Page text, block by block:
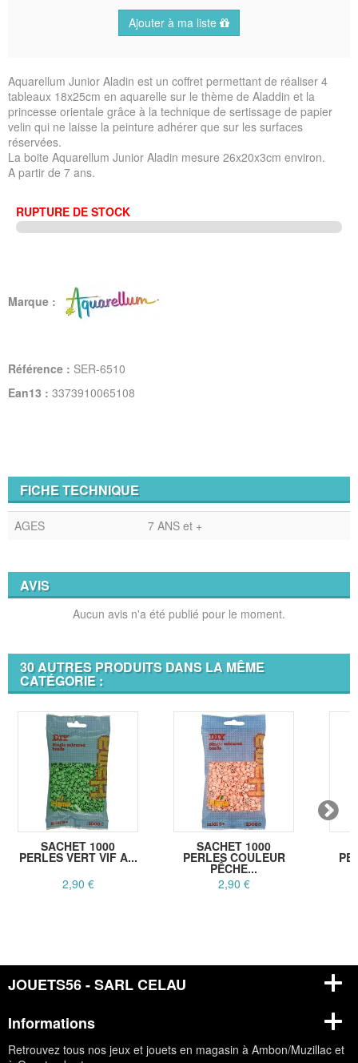
Ajouter à ma liste
Aquarellum Junior Aladin est un coffret permettant de réaliser 4
tableaux 18x25cm en aquarelle sur le thème de Aladdin et la
princesse orientale grâce à la technique de sertissage de papier
velin qui ne laisse la peinture adhérer que sur les surfaces
réservées.
La boite Aquarellum Junior Aladin mesure 26x20x3cm environ.
A partir de 7 ans.
RUPTURE DE STOCK
Marque :
Référence : SER-6510
Ean13 : 3373910065108
FICHE TECHNIQUE
AGES 7 ANS et +
AVIS
Aucun avis n'a été publié pour le moment.
30 AUTRES PRODUITS DANS LA MÊME
CATÉGORIE :
SACHET 1000
PERLES VERT VIF A...
2,90 €
SACHET 1000
PERLES COULEUR
PÊCHE...
2,90 €
JOUETS56 - SARL CELAU
Informations
Retrouvez tous nos jeux et jouets en magasin à Ambon/Muzillac et